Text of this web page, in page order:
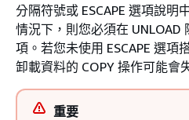
分隔符號或 ESCAPE 選項說明
情況下，則您必須在 UNLOAD
項。若您未使用 ESCAPE 選項
卸載資料的 COPY 操作可能會
重要